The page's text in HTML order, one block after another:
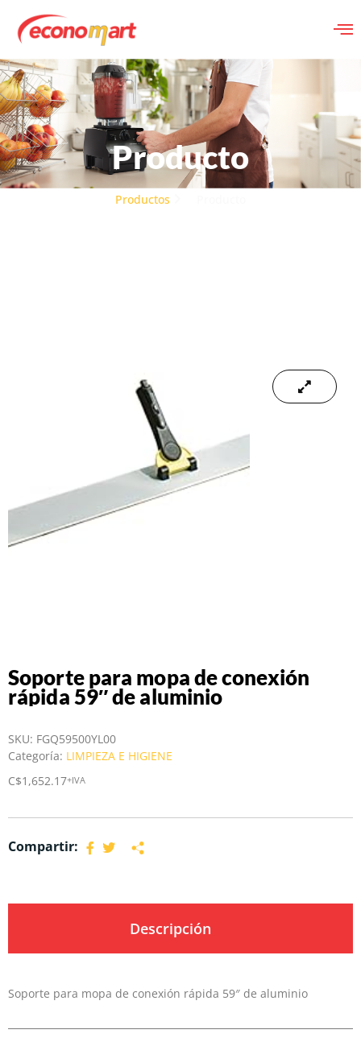
Producto
Productos
Soporte para mopa de conexión
rápida 59″ de aluminio
SKU: FGQ59500YL00
Categoría: LIMPIEZA E HIGIENE
C$1,652.17+IVA
Compartir:
Descripción
Soporte para mopa de conexión rápida 59″ de aluminio